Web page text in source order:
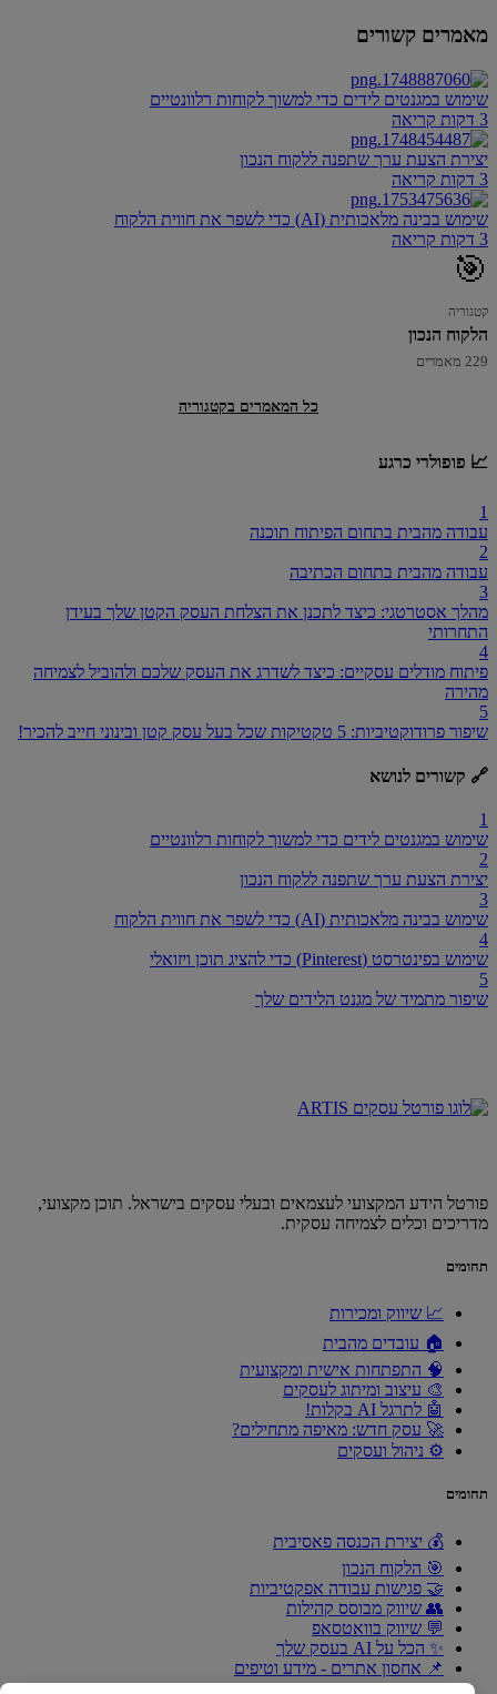
מאמרים קשורים
שימוש במגנטים לידים כדי למשוך לקוחות רלוונטיים
3 דקות קריאה
יצירת הצעת ערך שתפנה ללקוח הנכון
3 דקות קריאה
שימוש בבינה מלאכותית (AI) כדי לשפר את חווית הלקוח
3 דקות קריאה
🎯
קטגוריה
הלקוח הנכון
229 מאמרים
כל המאמרים בקטגוריה
📈 פופולרי כרגע
1
עבודה מהבית בתחום הפיתוח תוכנה
2
עבודה מהבית בתחום הכתיבה
3
מהלך אסטרטגי: כיצד לתכנן את הצלחת העסק הקטן שלך בעידן
התחרותי
4
פיתוח מודלים עסקיים: כיצד לשדרג את העסק שלכם ולהוביל לצמיחה
מהירה
5
שיפור פרודוקטיביות: 5 טקטיקות שכל בעל עסק קטן ובינוני חייב להכיר!
🔗 קשורים לנושא
1
שימוש במגנטים לידים כדי למשוך לקוחות רלוונטיים
2
יצירת הצעת ערך שתפנה ללקוח הנכון
3
שימוש בבינה מלאכותית (AI) כדי לשפר את חווית הלקוח
4
שימוש בפינטרסט (Pinterest) כדי להציג תוכן ויזואלי
5
שיפור מתמיד של מגנט הלידים שלך
פורטל הידע המקצועי לעצמאים ובעלי עסקים בישראל. תוכן מקצועי,
מדריכים וכלים לצמיחה עסקית.
תחומים
📈 שיווק ומכירות
🏠 עובדים מהבית
🧠 התפתחות אישית ומקצועית
🎨 עיצוב ומיתוג לעסקים
🤖 לתרגל AI בקלות!
🚀 עסק חדש: מאיפה מתחילים?
⚙️ ניהול ועסקים
תחומים
💰 יצירת הכנסה פאסיבית
🎯 הלקוח הנכון
🤝 פגישות עבודה אפקטיביות
👥 שיווק מבוסס קהילות
💬 שיווק בוואטסאפ
✨ הכל על AI בעסק שלך
📌 אחסון אתרים - מידע וטיפים